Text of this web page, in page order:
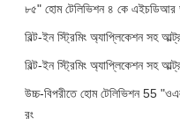
৮৫" হোম টেলিভিশন ৪ কে এইচডিআর
বিল্ট-ইন স্ট্রিমিং অ্যাপ্লিকেশন সহ
বিল্ট-ইন স্ট্রিমিং অ্যাপ্লিকেশন সহ
উচ্চ-বিপরীতে হোম টেলিভিশন 55
রং